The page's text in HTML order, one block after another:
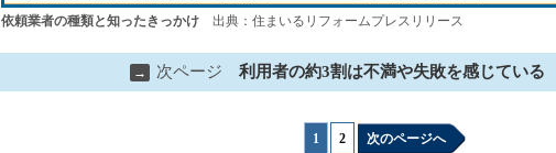
依頼業者の種類と知ったきっかけ出典：住まいるリフォームプレスリリース
→ 次ページ 利用者の約3割は不満や失敗を感じている
1 2 次のページへ